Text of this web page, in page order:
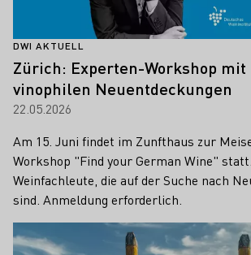
DWI AKTUELL
Zürich: Experten-Workshop mit
vinophilen Neuentdeckungen
22.05.2026
Am 15. Juni findet im Zunfthaus zur
Workshop "Find your German Wine"
Weinfachleute, die auf der Suche nach
sind. Anmeldung erforderlich.
Mehr erfahren